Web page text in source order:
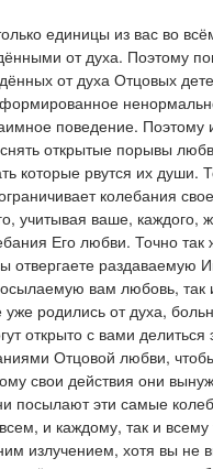
единицы из вас во
от духа. Поэтому
от духа Отцовых
поведение. Поэтому
открытые порывы
которые рвутся их души.
колебания
учитывая ваше, каждого,
Его любви. Точно так
отвергаете раздаваемую
вам любовь, так
родились от духа,
открыто с вами делиться
Отцовой любви,
свои действия они
посылают эти самые
и каждому, так и
излучением, хотя вы не